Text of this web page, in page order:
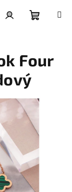
košík
Four